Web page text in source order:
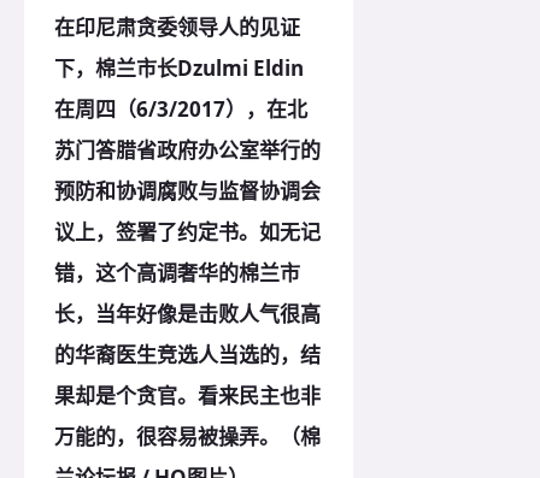
在印尼肃贪委领导人的见证
下，棉兰市长Dzulmi Eldin
在周四（6/3/2017），在北
苏门答腊省政府办公室举行的
预防和协调腐败与监督协调会
议上，签署了约定书。如无记
错，这个高调奢华的棉兰市
长，当年好像是击败人气很高
的华裔医生竞选人当选的，结
果却是个贪官。看来民主也非
万能的，很容易被操弄。（棉